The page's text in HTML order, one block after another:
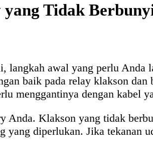
Tidak
awal yang perlu Anda
baik pada relay klakson
menggantinya dengan kabel
Klakson yang tidak
yang diperlukan. Jika tekanan